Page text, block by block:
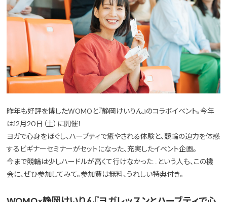
昨年も好評を博したWOMOと『静岡けいりん』のコラボイベント。今年
は12月20日（土）に開催！
ヨガで心身をほぐし、ハーブティで癒やされる体験と、競輪の迫力を体感
するビギナーセミナーがセットになった、充実したイベント企画。
今まで競輪は少しハードルが高くて行けなかった…という人も、この機
会に、ぜひ参加してみて。参加費は無料、うれしい特典付き。